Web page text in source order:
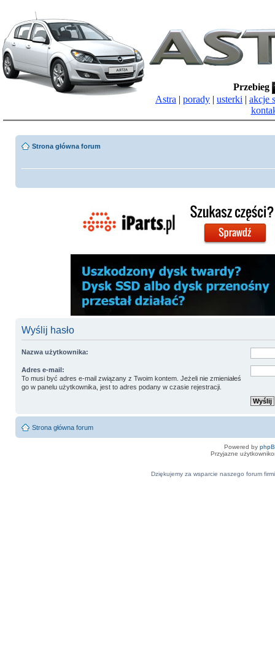
Przebieg
Astra | porady | usterki | akcje
Strona główna forum
Wyślij hasło
Nazwa użytkownika:
Adres e-mail:
To musi być adres e-mail związany z Twoim kontem. Jeżeli nie zmieniałeś
go w panelu użytkownika, jest to adres podany w czasie rejestracji.
Strona główna forum
Powered by
Przyjazne
Dziękujemy za wsparcie naszego forum